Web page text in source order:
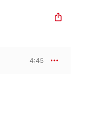
4:45